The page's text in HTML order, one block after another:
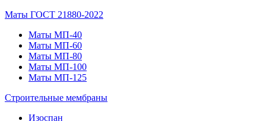
Маты ГОСТ 21880-2022
Маты МП-40
Маты МП-60
Маты МП-80
Маты МП-100
Маты МП-125
Строительные мембраны
Изоспан